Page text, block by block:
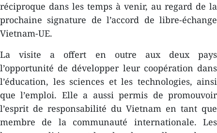
réciproque dans les temps à venir, au regard de la
prochaine signature de l’accord de libre-échange
Vietnam-UE.
La visite a offert en outre aux deux pays
l’opportunité de développer leur coopération dans
l’éducation, les sciences et les technologies, ainsi
que l’emploi. Elle a aussi permis de promouvoir
l’esprit de responsabilité du Vietnam en tant que
membre de la communauté internationale. Les